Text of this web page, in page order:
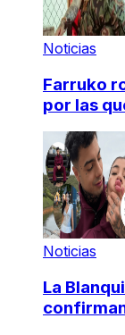
Noticias
Farruko
por las
Noticias
La